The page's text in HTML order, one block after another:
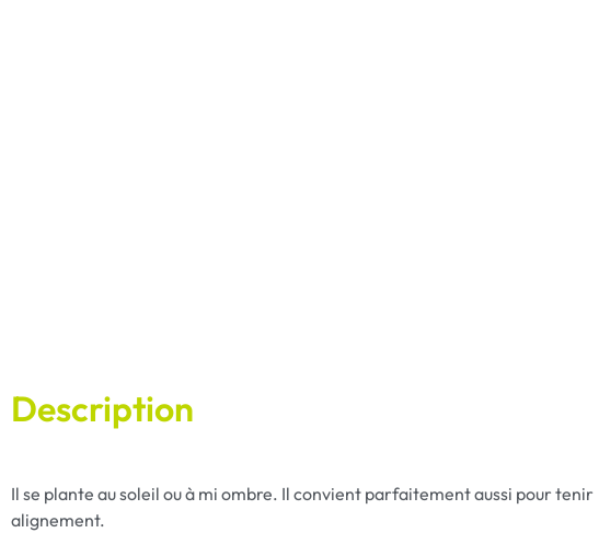
Description
Il se plante au soleil ou à mi ombre. Il convient parfaitement aussi pour
alignement.